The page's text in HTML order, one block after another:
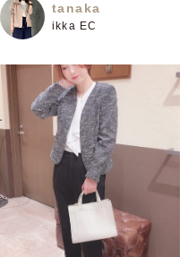
tanaka
ikka EC